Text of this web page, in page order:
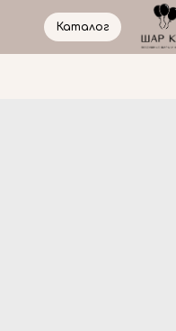
Каталог